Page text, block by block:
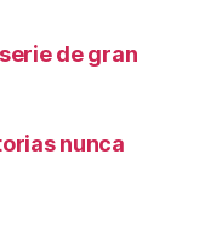
de gran
nunca